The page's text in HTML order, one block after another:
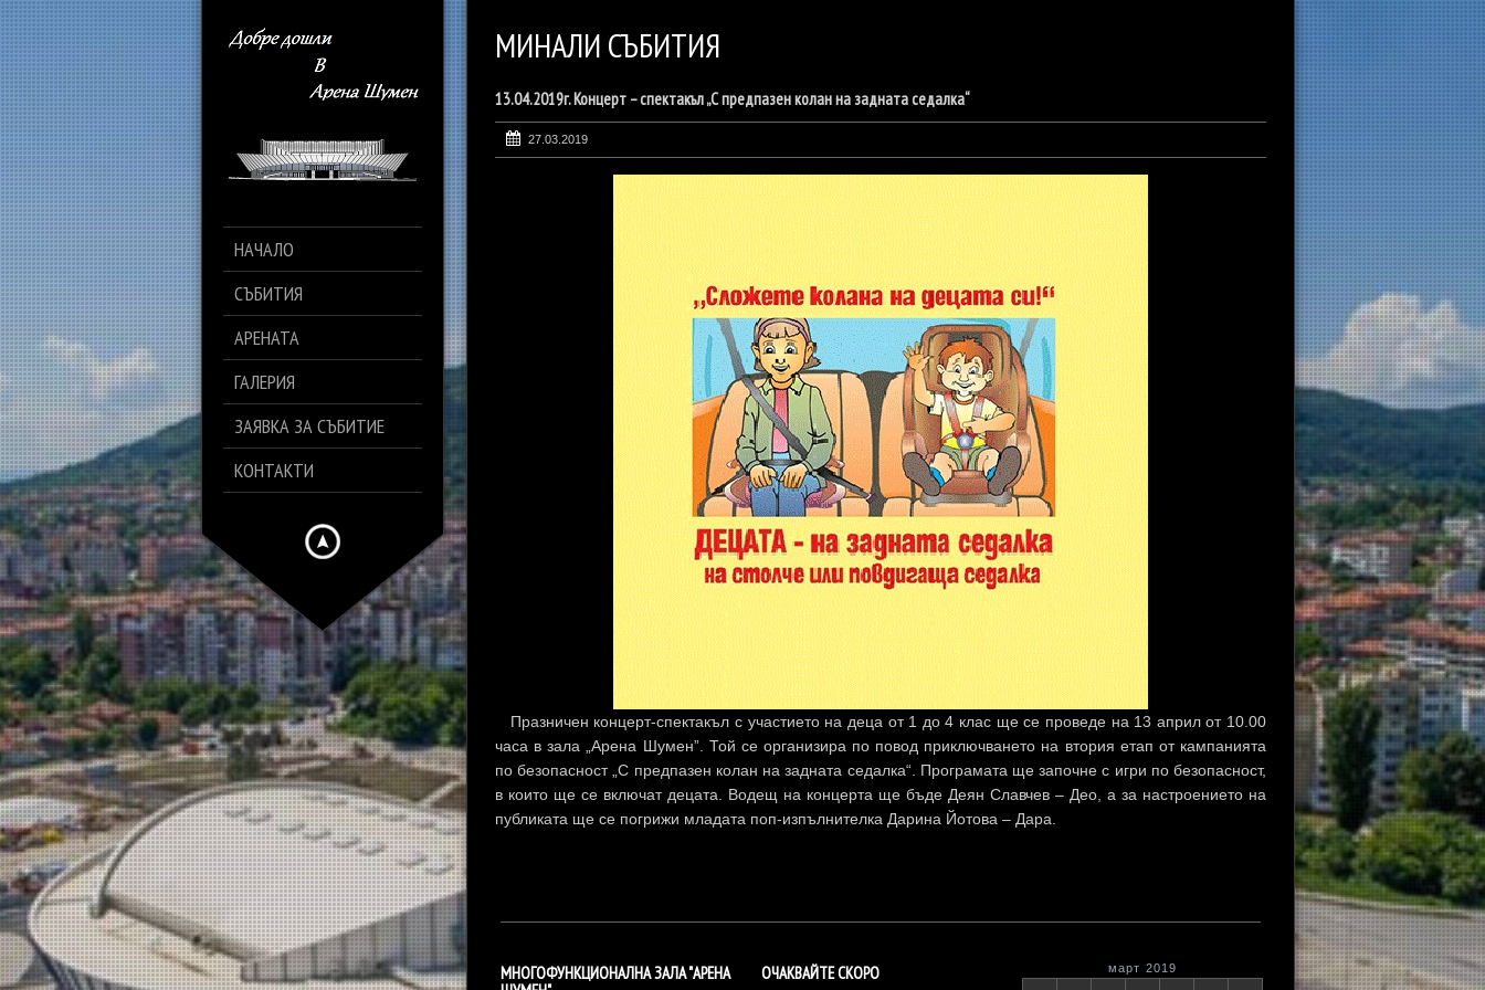
НАЧАЛО
СЪБИТИЯ
АРЕНАТА
ГАЛЕРИЯ
ЗАЯВКА ЗА СЪБИТИЕ
КОНТАКТИ
МИНАЛИ СЪБИТИЯ
13.04.2019г. Концерт – спектакъл „С предпазен колан на задната седалка“
27.03.2019
Празничен концерт-спектакъл с участието на деца от 1 до 4 клас ще се проведе на 13 април от 10.00
часа в зала „Арена Шумен”. Той се организира по повод приключването на втория етап от кампанията
по безопасност „С предпазен колан на задната седалка“. Програмата ще започне с игри по безопасност,
в които ще се включат децата. Водещ на концерта ще бъде Деян Славчев – Део, а за настроението на
публиката ще се погрижи младата поп-изпълнителка Дарина Йотова – Дара.
МНОГОФУНКЦИОНАЛНА ЗАЛА "АРЕНА
ОЧАКВАЙТЕ СКОРО март 2019